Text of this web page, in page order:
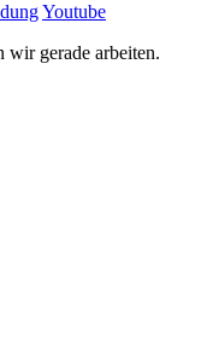
Youtube
wir gerade arbeiten.